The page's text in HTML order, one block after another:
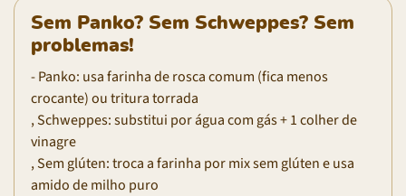
Sem Panko? Sem Schweppes? Sem
problemas!
- Panko: usa farinha de rosca comum (fica menos
crocante) ou tritura torrada
, Schweppes: substitui por água com gás + 1 colher de
vinagre
, Sem glúten: troca a farinha por mix sem glúten e usa
amido de milho puro